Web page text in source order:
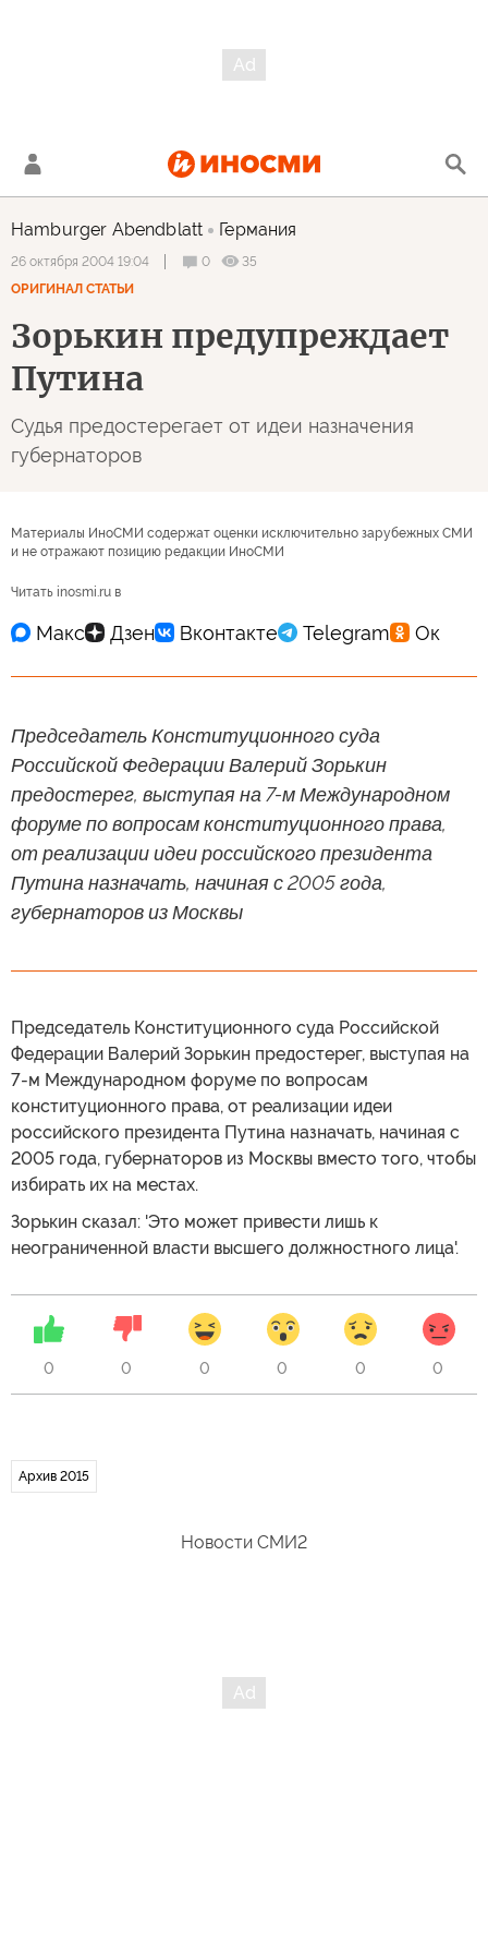
Hamburger Abendblatt Германия
26 октября 2004 19:04 0
35
ОРИГИНАЛ СТАТЬИ
Зорькин предупреждает
Путина
Судья предостерегает от идеи назначения
губернаторов
Материалы ИноСМИ содержат оценки исключительно зарубежных СМИ
и не отражают позицию редакции ИноСМИ
Читать inosmi.ru в
Председатель Конституционного суда
Российской Федерации Валерий Зорькин
предостерег, выступая на 7-м Международном
форуме по вопросам конституционного права,
от реализации идеи российского президента
Путина назначать, начиная с 2005 года,
губернаторов из Москвы
Председатель Конституционного суда Российской
Федерации Валерий Зорькин предостерег, выступая на
7-м Международном форуме по вопросам
конституционного права, от реализации идеи
российского президента Путина назначать, начиная с
2005 года, губернаторов из Москвы вместо того, чтобы
избирать их на местах.
Зорькин сказал: 'Это может привести лишь к
неограниченной власти высшего должностного лица'.
0 0 0 0 0 0
Архив 2015
Новости СМИ2